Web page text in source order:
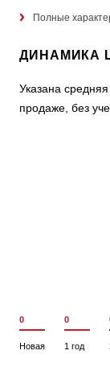
Полные
ДИНАМИКА
Указана
продаже, без
0
Новая
0
1 год